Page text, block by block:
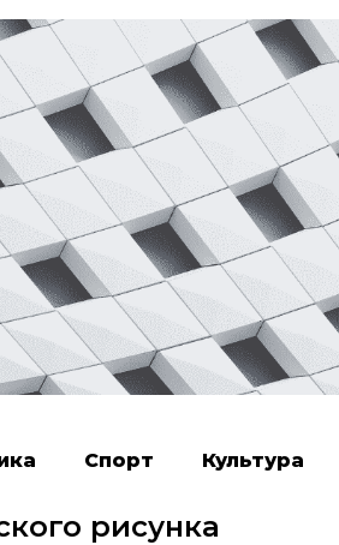
Спорт Культура
рисунка